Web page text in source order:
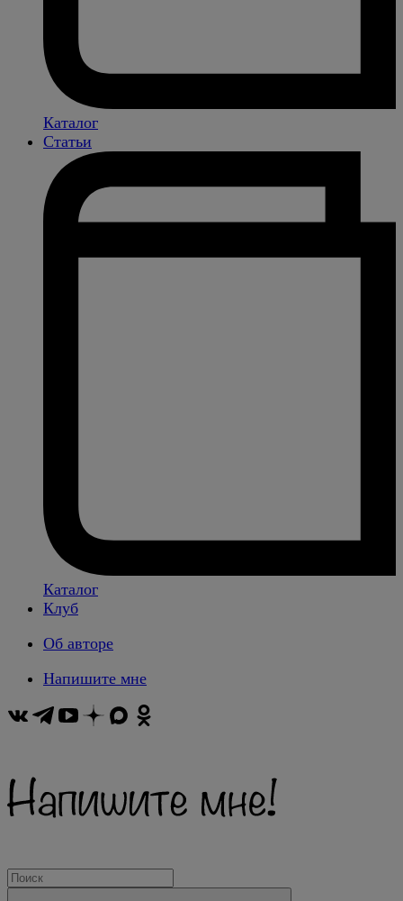
Каталог
Статьи
Каталог
Клуб
Об авторе
Напишите мне